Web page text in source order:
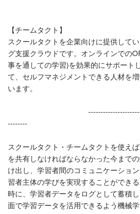
【チームタクト】
スクールタクトを企業向けに提供して
グ支援クラウドです。オンラインでの
事を通しての学習)を効果的にサポート
て、セルフマネジメントできる人材を
います。
--------
スクールタクト・チームタクトを使え
を共有しなければならなかった今まで
け出し、学習者間のコミュニケーショ
習者主体の学びを実現することができ
時に、学習者データをログとして蓄積
面で学習データを活用できるよう機械